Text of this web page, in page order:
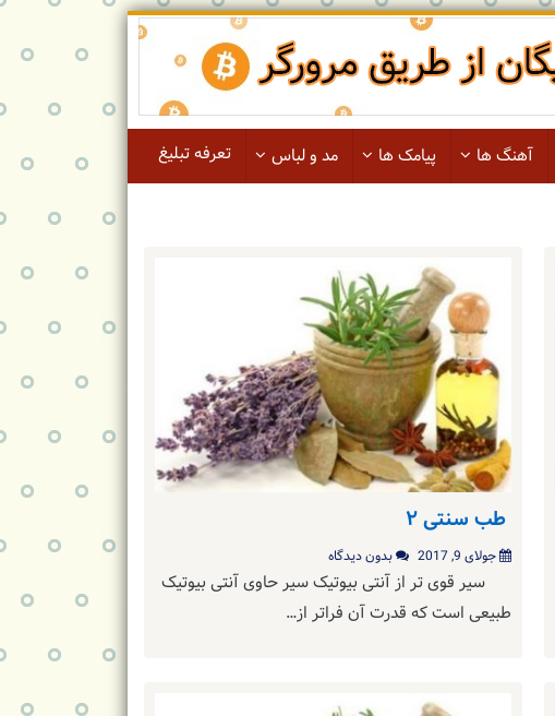
آهنگ ها پیامک ها مد و لباس تعرفه تبلیغ
طب سنتی ۲
جولای 9, 2017 بدون دیدگاه
سیر قوی تر از آنتی بیوتیک سیر حاوی آنتی بیوتیک
طبیعی است که قدرت آن فراتر از…